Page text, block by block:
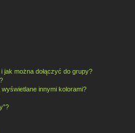
jak można dołączyć do grupy?
innymi kolorami?